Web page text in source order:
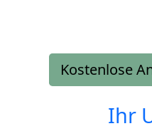
Kostenlose
Ihr